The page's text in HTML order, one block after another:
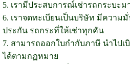
5. เรามีประสบการณ์เช่ารถกระบะม
6. เราจดทะเบียนเป็นบริษัท มีความ
ประกัน รถกระที่ให้เช่าทุกคัน
7. สามารถออกใบกำกับภาษี นำไปเ
ได้ตามกฏหมาย